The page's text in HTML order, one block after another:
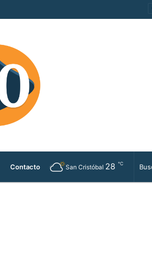
la Feria de las Flores
Contacto San Cristóbal 28 ℃